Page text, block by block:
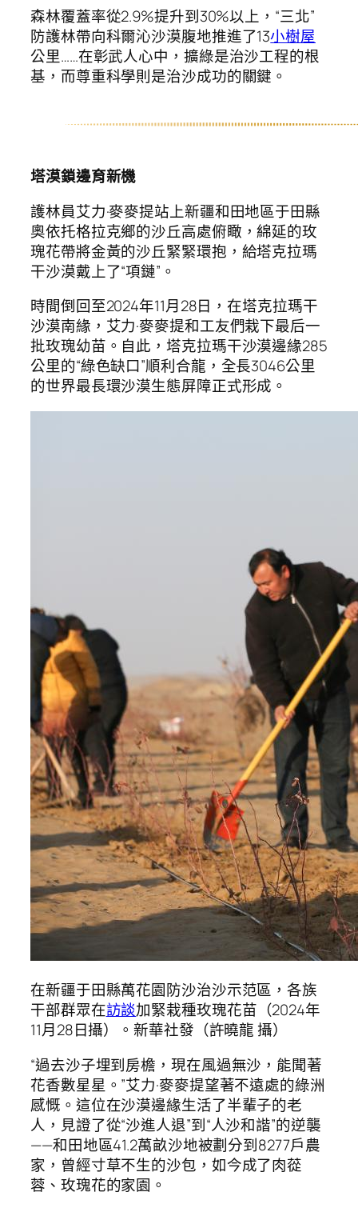
森林覆蓋率從2.9%提升到30%以上，“三北”
防護林帶向科爾沁沙漠腹地推進了13小樹屋
公里……在彰武人心中，擴綠是治沙工程的根
基，而尊重科學則是治沙成功的關鍵。
塔漠鎖邊育新機
護林員艾力·麥麥提站上新疆和田地區于田縣
奧依托格拉克鄉的沙丘高處俯瞰，綿延的玫
瑰花帶將金黃的沙丘緊緊環抱，給塔克拉瑪
干沙漠戴上了“項鏈”。
時間倒回至2024年11月28日，在塔克拉瑪干
沙漠南緣，艾力·麥麥提和工友們栽下最后一
批玫瑰幼苗。自此，塔克拉瑪干沙漠邊緣285
公里的“綠色缺口”順利合龍，全長3046公里
的世界最長環沙漠生態屏障正式形成。
在新疆于田縣萬花園防沙治沙示范區，各族
干部群眾在訪談加緊栽種玫瑰花苗（2024年
11月28日攝）。新華社發（許曉龍 攝）
“過去沙子埋到房檐，現在風過無沙，能聞著
花香數星星。”艾力·麥麥提望著不遠處的綠洲
感慨。這位在沙漠邊緣生活了半輩子的老
人，見證了從“沙進人退”到“人沙和諧”的逆襲
——和田地區41.2萬畝沙地被劃分到8277戶農
家，曾經寸草不生的沙包，如今成了肉蓯
蓉、玫瑰花的家園。